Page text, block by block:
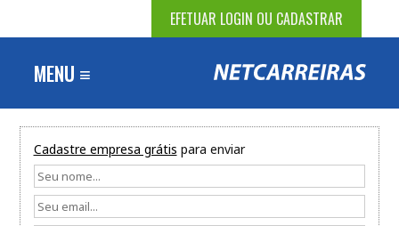
EFETUAR LOGIN OU CADASTRAR
MENU ≡
Cadastre empresa grátis para enviar